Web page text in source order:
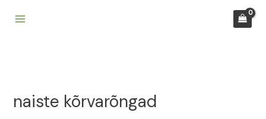
naiste kõrvarõngad